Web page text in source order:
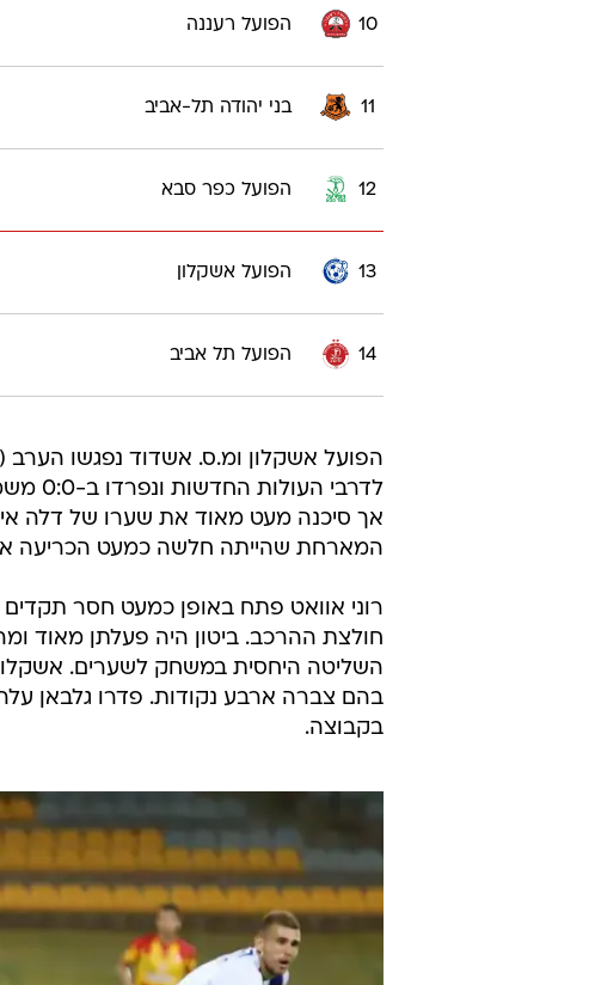
10 הפועל רעננה
11 בני יהודה תל-אביב
12 הפועל כפר סבא
13 הפועל אשקלון
14 הפועל תל אביב
הפועל אשקלון ומ.ס. אשדוד נפגשו הערב
אך סיכנה מעט מאוד את שערו של דלה
המארחת שהייתה חלשה כמעט הכריעה אך
רוני אוואט פתח באופן כמעט חסר תקדים
חולצת ההרכב. ביטון היה פעלתן מאוד
השליטה היחסית במשחק לשערים.
בהם צברה ארבע נקודות. פדרו גלבאן
בקבוצה.